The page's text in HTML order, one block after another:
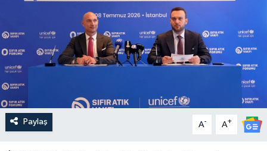
Paylaş A- A+